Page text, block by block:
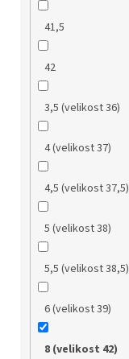
41,5
42
3,5 (velikost 36)
4 (velikost 37)
4,5 (velikost 37,5)
5 (velikost 38)
5,5 (velikost 38,5)
6 (velikost 39)
8 (velikost 42)